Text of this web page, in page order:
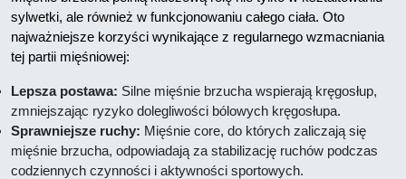
sylwetki, ale również w funkcjonowaniu całego ciała. Oto
najważniejsze korzyści wynikające z regularnego wzmacniania
tej partii mięśniowej:
Lepsza postawa: Silne mięśnie brzucha wspierają kręgosłup,
zmniejszając ryzyko dolegliwości bólowych kręgosłupa.
Sprawniejsze ruchy: Mięśnie core, do których zaliczają się
mięśnie brzucha, odpowiadają za stabilizację ruchów podczas
codziennych czynności i aktywności sportowych.